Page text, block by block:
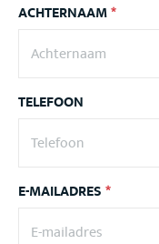
ACHTERNAAM*
TELEFOON
E-MAILADRES*